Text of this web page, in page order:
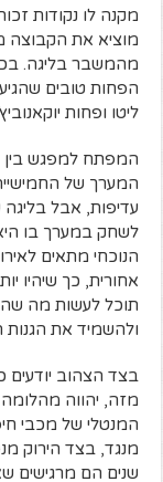
מקנה לו נקודות
מוציא את הקבוצה
מהמשבר בליגה.
הפחות טובים
ליטו ופחות
המפתח למפגש בין
המערך של
עדיפות, אבל בליגה
לשחק במערך בו
הנוכחי מתאים
אחורית, כך שיהיו
תוכל לעשות מה
ולהשמיד את הגנות
בצד הצהוב יודעים
מזה, יהווה
המנטלי של מכבי
מנגד, בצד הירוק
שנים הם מרגישים